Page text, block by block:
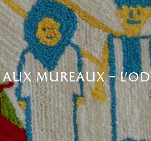
mureaux –